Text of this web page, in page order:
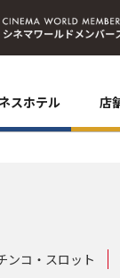
スホテル 店
ンコ・スロット